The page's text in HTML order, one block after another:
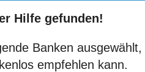
Hilfe gefunden!
Banken
empfehlen kann.